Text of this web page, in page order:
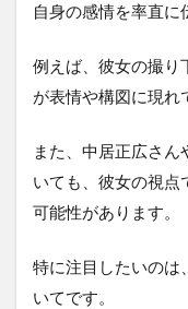
自身の感情を率直に
例えば、彼女の撮り
が表情や構図に現れ
また、中居正広さ
いても、彼女の視点
可能性があります。
特に注目したいのは
いてです。